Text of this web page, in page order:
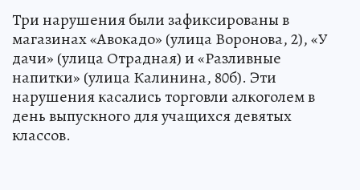
Три нарушения были зафиксированы в
магазинах «Авокадо» (улица Воронова, 2), «У
дачи» (улица Отрадная) и «Разливные
напитки» (улица Калинина, 80б). Эти
нарушения касались торговли алкоголем в
день выпускного для учащихся девятых
классов.